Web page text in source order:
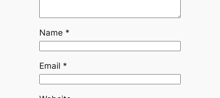
Name *
Email *